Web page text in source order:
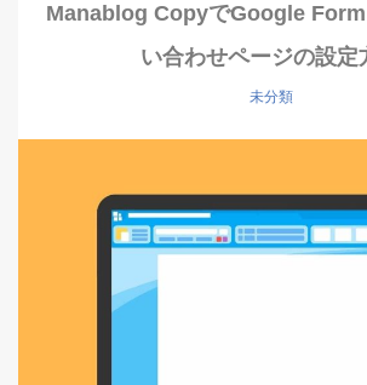
Manablog CopyでGoogle Form
い合わせページの設定
未分類